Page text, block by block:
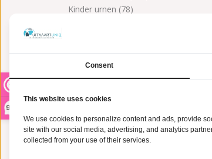
9,2
Kinder urnen (78)
MATERIAAL
Metaal(1)
LOCATIE
Binnen(2)
GRAVEREN
Consent
This website uses cookies
We use cookies to personalize content and ads, provide
site with our social media, advertising, and analytics
collected from your use of their services.